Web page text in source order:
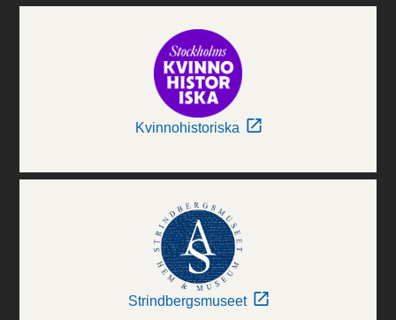
Kvinnohistoriska
Strindbergsmuseet